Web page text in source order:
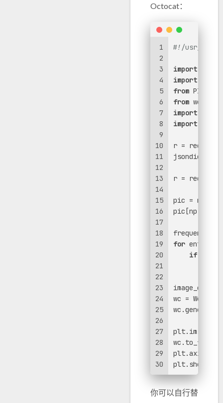
Octocat：
1
2
3
4
5
6
7
8
9
10
11
12
13
14
15
16
17
18
19
20
21
22
23
24
25
26
27
28
29
30
#!/usr/bin/
import
import
from PIL
from
import
import
r =
jsondict =
r =
pic =
frequencies
for entry
if
wc =
wc.to_file(
plt.axis(
plt.show()
你可以自行替